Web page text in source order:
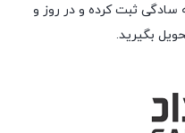
ثبت کرده و در روز و
بگیرید.